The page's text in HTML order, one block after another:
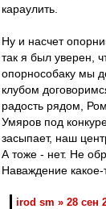
караулить.
Ну и насчет
так я был уверен,
опорнособаку мы
клубом
радость рядом,
Умяров под
засыпает, наш
А тоже - нет. Не
Наваждение какое-
irod sm » 28 сен